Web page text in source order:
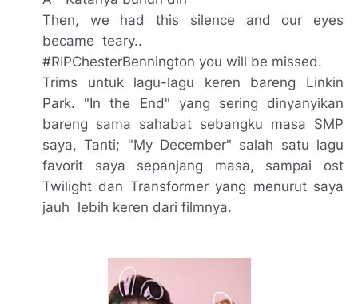
Then, we had this silence and our eyes
became teary..
#RIPChesterBennington you will be missed.
Trims untuk lagu-lagu keren bareng Linkin
Park. "In the End" yang sering dinyanyikan
bareng sama sahabat sebangku masa SMP
saya, Tanti; "My December" salah satu lagu
favorit saya sepanjang masa, sampai ost
Twilight dan Transformeryang menurut saya
jauh lebih keren dari filmnya.